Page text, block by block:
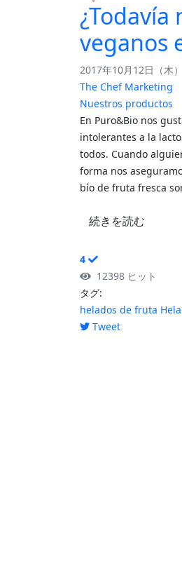
veganos
2017年10月12日（木）
The Chef Marketing
Nuestros productos
En Puro&Bio nos
intolerantes a la
todos. Cuando
forma nos
bío de fruta fresca
続きを読む
4
12398 ヒット
タグ:
helados de fruta
Tweet